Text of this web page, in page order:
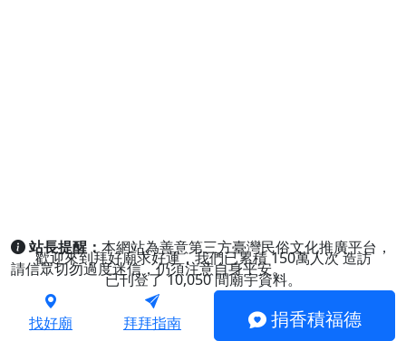
站長提醒：本網站為善意第三方臺灣民俗文化推廣平台，
請信眾切勿過度迷信，仍須注意自身平安。
歡迎來到拜好廟求好運，我們已累積150萬人次造訪
已刊登了10,050間廟宇資料。
找好廟 拜拜指南 捐香積福德